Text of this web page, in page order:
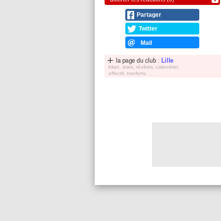
Partager
Twitter
Mail
la page du club : Lille
bilan, stats, réultats, calendrier,
effectif, tranferts, ...